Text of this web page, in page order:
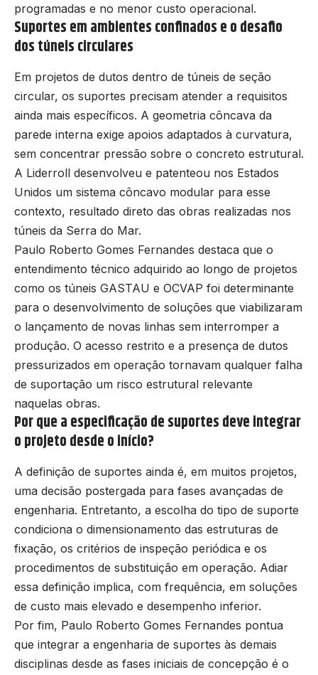
programadas e no menor custo operacional.
Suportes em ambientes confinados e o desafio
dos túneis circulares
Em projetos de dutos dentro de túneis de seção
circular, os suportes precisam atender a requisitos
ainda mais específicos. A geometria côncava da
parede interna exige apoios adaptados à curvatura,
sem concentrar pressão sobre o concreto estrutural.
A Liderroll desenvolveu e patenteou nos Estados
Unidos um sistema côncavo modular para esse
contexto, resultado direto das obras realizadas nos
túneis da Serra do Mar.
Paulo Roberto Gomes Fernandes destaca que o
entendimento técnico adquirido ao longo de projetos
como os túneis GASTAU e OCVAP foi determinante
para o desenvolvimento de soluções que viabilizaram
o lançamento de novas linhas sem interromper a
produção. O acesso restrito e a presença de dutos
pressurizados em operação tornavam qualquer falha
de suportação um risco estrutural relevante
naquelas obras.
Por que a especificação de suportes deve integrar
o projeto desde o início?
A definição de suportes ainda é, em muitos projetos,
uma decisão postergada para fases avançadas de
engenharia. Entretanto, a escolha do tipo de suporte
condiciona o dimensionamento das estruturas de
fixação, os critérios de inspeção periódica e os
procedimentos de substituição em operação. Adiar
essa definição implica, com frequência, em soluções
de custo mais elevado e desempenho inferior.
Por fim, Paulo Roberto Gomes Fernandes pontua
que integrar a engenharia de suportes às demais
disciplinas desde as fases iniciais de concepção é o